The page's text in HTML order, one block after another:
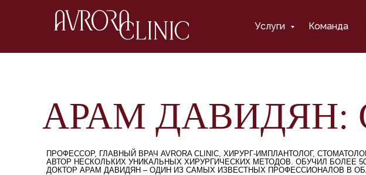
Услуги Команда
АРАМ
ПРОФЕССОР, ГЛАВНЫЙ ВРАЧ AVRORA CLINIC, ХИРУРГ-ИМПЛАНТОЛОГ,
АВТОР НЕСКОЛЬКИХ УНИКАЛЬНЫХ ХИРУРГИЧЕСКИХ МЕТОДОВ. ОБУЧИЛ БОЛЕЕ
ДОКТОР АРАМ ДАВИДЯН – ОДИН ИЗ САМЫХ ИЗВЕСТНЫХ ПРОФЕССИОНАЛОВ В